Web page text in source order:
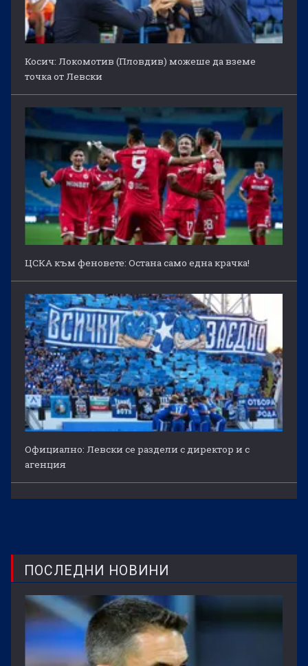
Косич: Локомотив (Пловдив) можеше да вземе
точка от Левски
ЦСКА към феновете: Остана само една крачка!
Официално: Левски се раздели с директор и с
агенция
ПОСЛЕДНИ НОВИНИ